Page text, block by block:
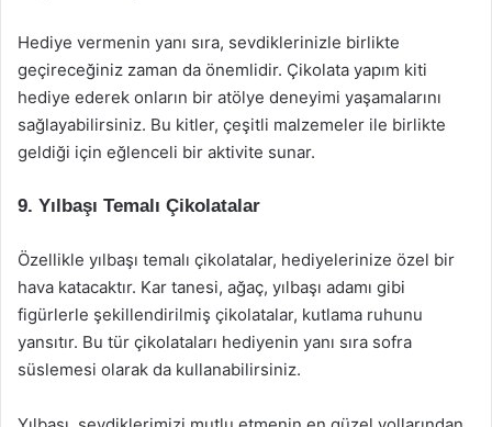
Hediye vermenin yanı sıra, sevdiklerinizle birlikte
geçireceğiniz zaman da önemlidir. Çikolata yapım kiti
hediye ederek onların bir atölye deneyimi yaşamalarını
sağlayabilirsiniz. Bu kitler, çeşitli malzemeler ile birlikte
geldiği için eğlenceli bir aktivite sunar.
9. Yılbaşı Temalı Çikolatalar
Özellikle yılbaşı temalı çikolatalar, hediyelerinize özel bir
hava katacaktır. Kar tanesi, ağaç, yılbaşı adamı gibi
figürlerle şekillendirilmiş çikolatalar, kutlama ruhunu
yansıtır. Bu tür çikolataları hediyenin yanı sıra sofra
süslemesi olarak da kullanabilirsiniz.